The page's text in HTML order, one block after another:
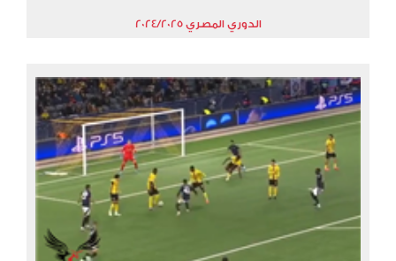
الدوري المصري 2024/2025